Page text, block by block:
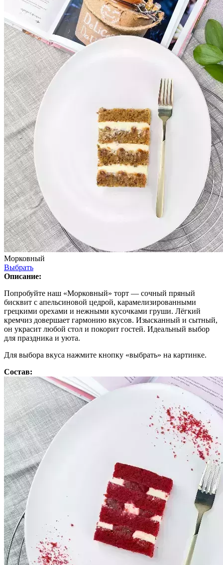
Морковный
Выбрать
Описание:
Попробуйте наш «Морковный» торт — сочный пряный
бисквит с апельсиновой цедрой, карамелизированными
грецкими орехами и нежными кусочками груши. Лёгкий
кремчиз довершает гармонию вкусов. Изысканный и сытный,
он украсит любой стол и покорит гостей. Идеальный выбор
для праздника и уюта.
Для выбора вкуса нажмите кнопку «выбрать» на картинке.
Состав: